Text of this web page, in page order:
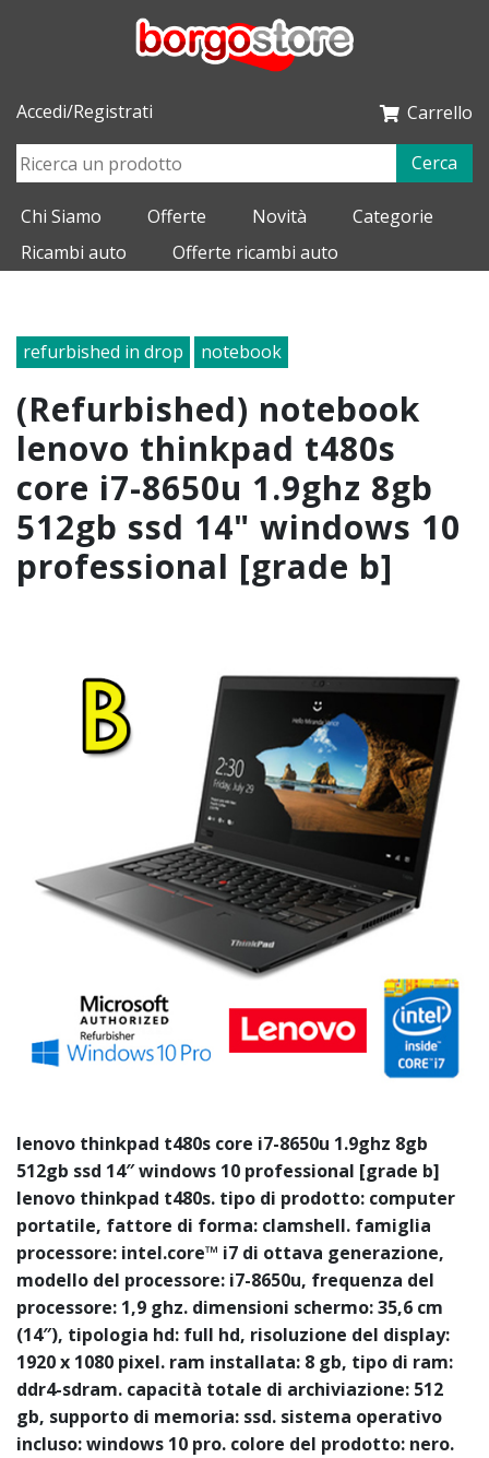
Accedi/Registrati Carrello
Cerca
Chi Siamo Offerte Novità
Categorie
Ricambi auto
Offerte ricambi auto
refurbished in drop notebook
(refurbished) notebook
lenovo thinkpad t480s
core i7-8650u 1.9ghz 8gb
512gb ssd 14" windows 10
professional [grade b]
lenovo thinkpad t480s core i7-8650u 1.9ghz 8gb
512gb ssd 14″ windows 10 professional [grade b]
lenovo thinkpad t480s. tipo di prodotto: computer
portatile, fattore di forma: clamshell. famiglia
processore: intel.core™ i7 di ottava generazione,
modello del processore: i7-8650u, frequenza del
processore: 1,9 ghz. dimensioni schermo: 35,6 cm
(14″), tipologia hd: full hd, risoluzione del display:
1920 x 1080 pixel. ram installata: 8 gb, tipo di ram:
ddr4-sdram. capacità totale di archiviazione: 512
gb, supporto di memoria: ssd. sistema operativo
incluso: windows 10 pro. colore del prodotto: nero.